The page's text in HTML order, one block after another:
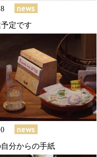
news
定です
news
分からの手紙